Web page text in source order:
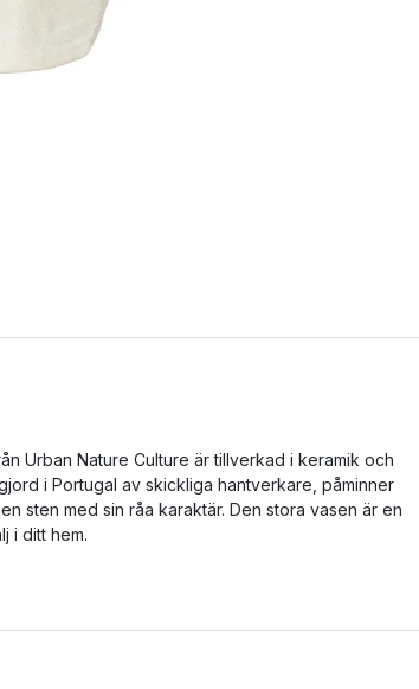
Urban Nature Culture är tillverkad i keramik och
i Portugal av skickliga hantverkare, påminner
sten med sin råa karaktär. Den stora vasen är en
i ditt hem.